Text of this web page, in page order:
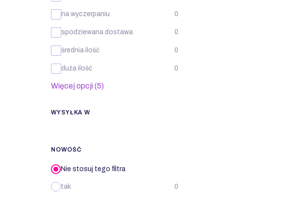
na wyczerpaniu 0
spodziewana dostawa 0
średnia ilość 0
duża ilość 0
Więcej opcji (5)
WYSYŁKA W
NOWOŚĆ
Nie stosuj tego filtra
tak 0